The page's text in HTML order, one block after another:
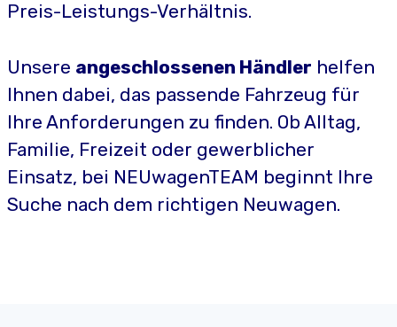
Preis-Leistungs-Verhältnis.
Unsere angeschlossenen Händler helfen
Ihnen dabei, das passende Fahrzeug für
Ihre Anforderungen zu finden. Ob Alltag,
Familie, Freizeit oder gewerblicher
Einsatz, bei NEUwagenTEAM beginnt Ihre
Suche nach dem richtigen Neuwagen.